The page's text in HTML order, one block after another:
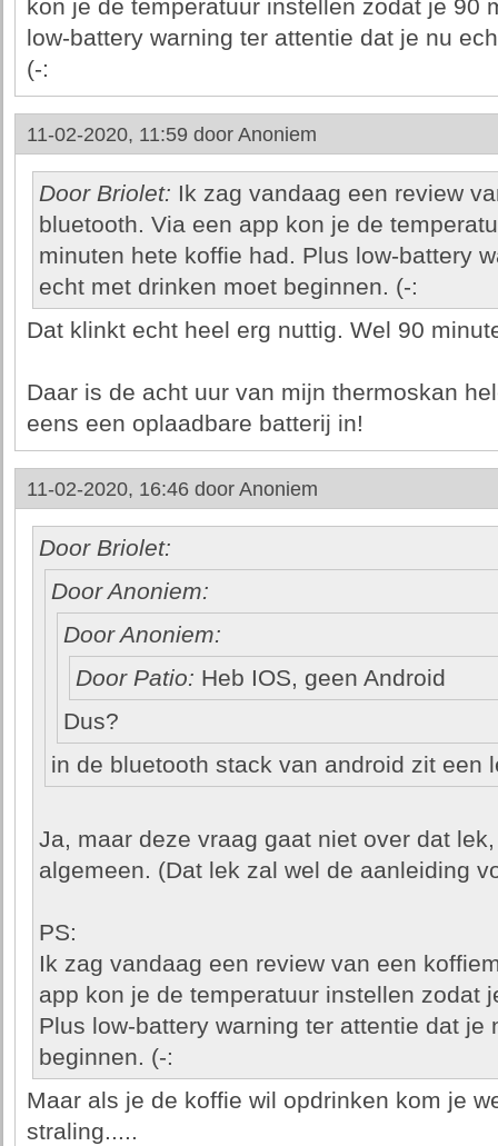
kon je de temperatuur instellen zodat je 90
low-battery warning ter attentie dat je nu
(-:
11-02-2020, 11:59 door Anoniem
Door Briolet: Ik zag vandaag een review
bluetooth. Via een app kon je de
minuten hete koffie had. Plus low-battery
echt met drinken moet beginnen. (-:
Dat klinkt echt heel erg nuttig. Wel 90
Daar is de acht uur van mijn thermoskan
eens een oplaadbare batterij in!
11-02-2020, 16:46 door Anoniem
Door Briolet:
Door Anoniem:
Door Anoniem:
Door Patio: Heb IOS, geen Android
Dus?
in de bluetooth stack van android zit een
Ja, maar deze vraag gaat niet over dat
algemeen. (Dat lek zal wel de aanleiding
PS:
Ik zag vandaag een review van een
app kon je de temperatuur instellen zodat
Plus low-battery warning ter attentie dat je
beginnen. (-:
Maar als je de koffie wil opdrinken kom je
straling.....